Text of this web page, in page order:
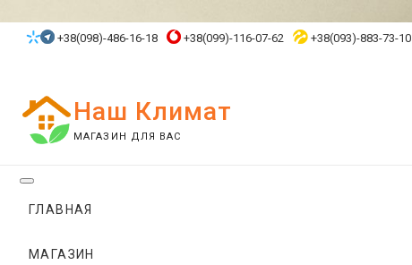
+38(098)-486-16-18 +38(099)-116-07-62 +38(093)-883-73-10
Наш Климат
МАГАЗИН ДЛЯ ВАС
ГЛАВНАЯ
МАГАЗИН